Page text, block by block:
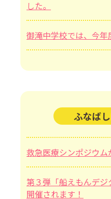
した。
御滝中学校では、今年
ふなば
救急医療シンポジウム
第３弾「船えもんデ
開催されます！